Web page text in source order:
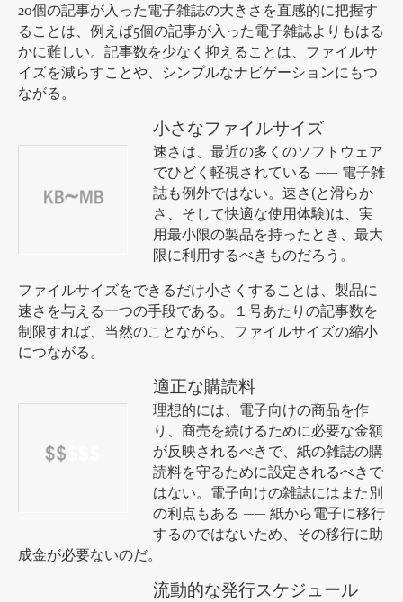
20個の記事が入った電子雑誌の大きさを直感的に把握す
ることは、例えば5個の記事が入った電子雑誌よりもはる
かに難しい。記事数を少なく抑えることは、ファイルサ
イズを減らすことや、シンプルなナビゲーションにもつ
ながる。
小さなファイルサイズ
速さは、最近の多くのソフトウェア
でひどく軽視されている —— 電子雑
誌も例外ではない。速さ(と滑らか
さ、そして快適な使用体験)は、実
用最小限の製品を持ったとき、最大
限に利用するべきものだろう。
ファイルサイズをできるだけ小さくすることは、製品に
速さを与える一つの手段である。１号あたりの記事数を
制限すれば、当然のことながら、ファイルサイズの縮小
につながる。
適正な購読料
理想的には、電子向けの商品を作
り、商売を続けるために必要な金額
が反映されるべきで、紙の雑誌の購
読料を守るために設定されるべきで
はない。電子向けの雑誌にはまた別
の利点もある —— 紙から電子に移行
するのではないため、その移行に助
成金が必要ないのだ。
流動的な発行スケジュール